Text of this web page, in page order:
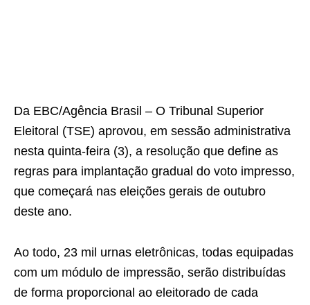
Da EBC/Agência Brasil – O Tribunal Superior
Eleitoral (TSE) aprovou, em sessão administrativa
nesta quinta-feira (3), a resolução que define as
regras para implantação gradual do voto impresso,
que começará nas eleições gerais de outubro
deste ano.
Ao todo, 23 mil urnas eletrônicas, todas equipadas
com um módulo de impressão, serão distribuídas
de forma proporcional ao eleitorado de cada